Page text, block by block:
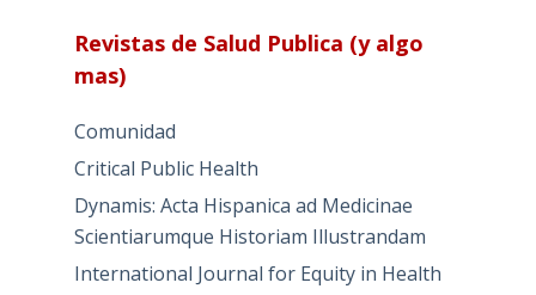
Revistas de Salud Publica (y algo
mas)
Comunidad
Critical Public Health
Dynamis: Acta Hispanica ad Medicinae
Scientiarumque Historiam Illustrandam
International Journal for Equity in Health